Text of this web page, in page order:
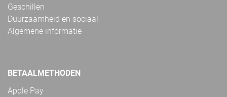
Geschillen
Duurzaamheid en sociaal
Algemene informatie
BETAALMETHODEN
Apple Pay